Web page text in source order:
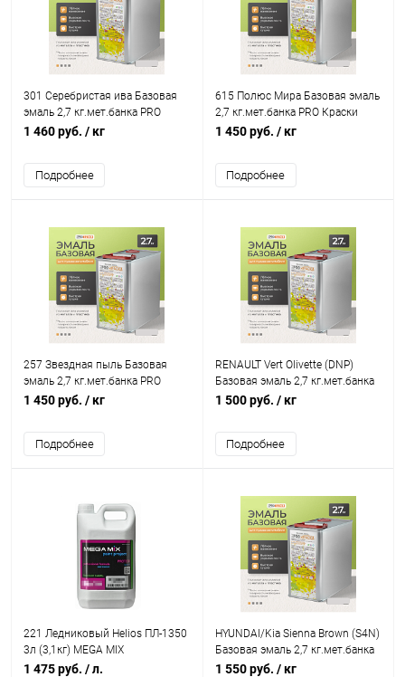
301 Серебристая ива Базовая
эмаль 2,7 кг.мет.банка PRO
Краски
1 460 руб. / кг
Подробнее
615 Полюс Мира Базовая эмаль
2,7 кг.мет.банка PRO Краски
1 450 руб. / кг
Подробнее
257 Звездная пыль Базовая
эмаль 2,7 кг.мет.банка PRO
Краски
1 450 руб. / кг
Подробнее
RENAULT Vert Olivette (DNP)
Базовая эмаль 2,7 кг.мет.банка
PRO Краски
1 500 руб. / кг
Подробнее
221 Ледниковый Helios ПЛ-1350
3л (3,1кг) MEGA MIX
1 475 руб. / л.
HYUNDAI/Kia Sienna Brown (S4N)
Базовая эмаль 2,7 кг.мет.банка
PRO Краски
1 550 руб. / кг